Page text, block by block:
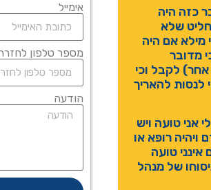
כזה היה
שלא
מילא אם היה
מדובר
לקבל וכי
לנסות להאריך
אני טועה ויש
רופא או
טועה
של מנהל
אימייל
מספר טלפון
הודעה